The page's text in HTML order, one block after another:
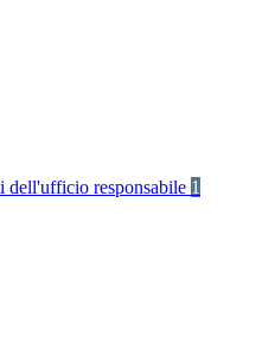
dell'ufficio responsabile 1